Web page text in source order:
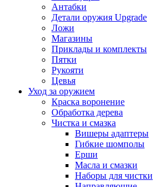
Антабки
Детали оружия Upgrade
Ложи
Магазины
Приклады и комплекты
Пятки
Рукояти
Цевья
Уход за оружием
Краска воронение
Обработка дерева
Чистка и смазка
Вишеры адаптеры
Гибкие шомполы
Ерши
Масла и смазки
Наборы для чистки